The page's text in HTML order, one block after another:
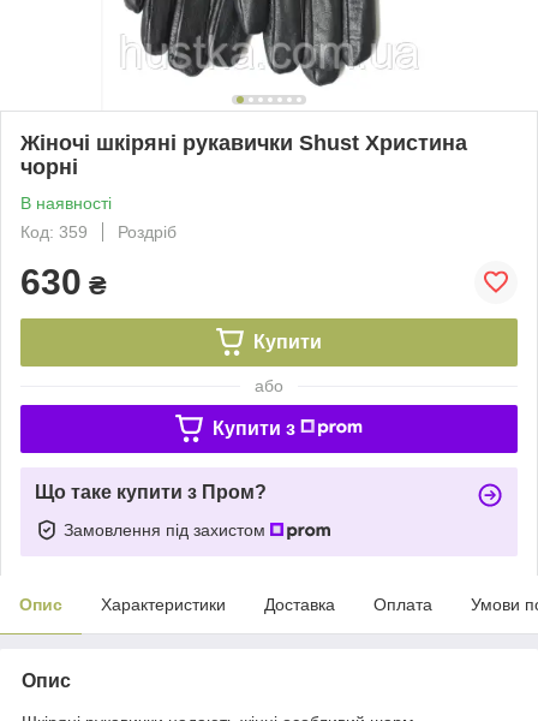
Жіночі шкіряні рукавички Shust Христина
чорні
В наявності
Код: 359
Роздріб
630 ₴
Купити
або
Купити з
Що таке купити з Пром?
Замовлення під захистом
Опис Характеристики Доставка Оплата Умови
Опис